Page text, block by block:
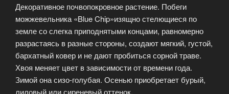
Декоративное почвопокровное растение. Побеги
можжевельника «Blue Chip»изящно стелющиеся по
земле со слегка приподнятыми концами, равномерно
разрастаясь в разные стороны, создают мягкий, густой,
бархатный ковер и не дают пробиться сорной траве.
Хвоя меняет цвет в зависимости от времени года.
Зимой она сизо-голубая. Осенью приобретает бурый,
лиловый или сиреневый оттенок.